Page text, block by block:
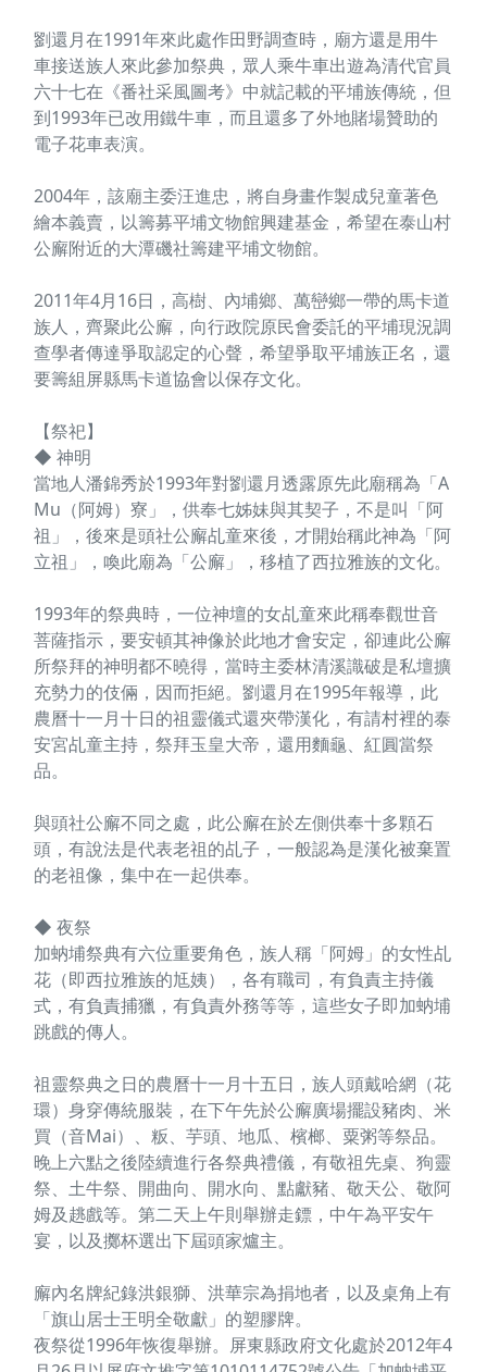
劉還月在1991年來此處作田野調查時，廟方還是用牛
車接送族人來此參加祭典，眾人乘牛車出遊為清代官員
六十七在《番社采風圖考》中就記載的平埔族傳統，但
到1993年已改用鐵牛車，而且還多了外地賭場贊助的
電子花車表演。
2004年，該廟主委汪進忠，將自身畫作製成兒童著色
繪本義賣，以籌募平埔文物館興建基金，希望在泰山村
公廨附近的大潭磯社籌建平埔文物館。
2011年4月16日，高樹、內埔鄉、萬巒鄉一帶的馬卡道
族人，齊聚此公廨，向行政院原民會委託的平埔現況調
查學者傳達爭取認定的心聲，希望爭取平埔族正名，還
要籌組屏縣馬卡道協會以保存文化。
【祭祀】
◆ 神明
當地人潘錦秀於1993年對劉還月透露原先此廟稱為「A
Mu（阿姆）寮」，供奉七姊妹與其契子，不是叫「阿
祖」，後來是頭社公廨乩童來後，才開始稱此神為「阿
立祖」，喚此廟為「公廨」，移植了西拉雅族的文化。
1993年的祭典時，一位神壇的女乩童來此稱奉觀世音
菩薩指示，要安頓其神像於此地才會安定，卻連此公廨
所祭拜的神明都不曉得，當時主委林清溪識破是私壇擴
充勢力的伎倆，因而拒絕。劉還月在1995年報導，此
農曆十一月十日的祖靈儀式還夾帶漢化，有請村裡的泰
安宮乩童主持，祭拜玉皇大帝，還用麵龜、紅圓當祭
品。
與頭社公廨不同之處，此公廨在於左側供奉十多顆石
頭，有說法是代表老祖的乩子，一般認為是漢化被棄置
的老祖像，集中在一起供奉。
◆ 夜祭
加蚋埔祭典有六位重要角色，族人稱「阿姆」的女性乩
花（即西拉雅族的尪姨），各有職司，有負責主持儀
式，有負責捕獵，有負責外務等等，這些女子即加蚋埔
跳戲的傳人。
祖靈祭典之日的農曆十一月十五日，族人頭戴哈網（花
環）身穿傳統服裝，在下午先於公廨廣場擺設豬肉、米
買（音Mai）、粄、芋頭、地瓜、檳榔、粟粥等祭品。
晚上六點之後陸續進行各祭典禮儀，有敬祖先桌、狗靈
祭、土牛祭、開曲向、開水向、點獻豬、敬天公、敬阿
姆及趒戲等。第二天上午則舉辦走鏢，中午為平安午
宴，以及擲杯選出下屆頭家爐主。
廨內名牌紀錄洪銀獅、洪華宗為捐地者，以及桌角上有
「旗山居士王明全敬獻」的塑膠牌。
夜祭從1996年恢復舉辦。屏東縣政府文化處於2012年4